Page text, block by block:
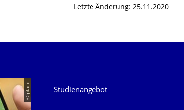
Letzte Änderung: 25.11.2020
© placit Unsere Dienste
Studienangebot